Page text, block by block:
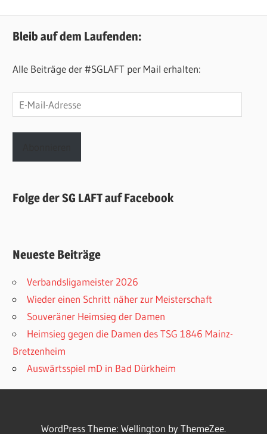
Bleib auf dem Laufenden:
Alle Beiträge der #SGLAFT per Mail erhalten:
E-
Mail-
Adresse
Folge der SG LAFT auf Facebook
Neueste Beiträge
Verbandsligameister 2026
Wieder einen Schritt näher zur Meisterschaft
Souveräner Heimsieg der Damen
Heimsieg gegen die Damen des TSG 1846 Mainz-
Bretzenheim
Auswärtsspiel mD in Bad Dürkheim
WordPress Theme: Wellington by ThemeZee.